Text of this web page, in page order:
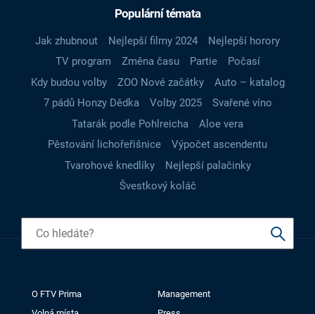
Populární témata
Jak zhubnout Nejlepší filmy 2024
Nejlepší horory
TV program
Změna času Partie
Počasí
Kdy budou volby
ZOO Nové začátky
Auto – katalog
7 pádů Honzy Dědka
Volby 2025
Svařené víno
Tatarák podle Pohlreicha
Aloe vera
Pěstování lichořeřišnice
Výpočet ascendentu
Tvarohové knedlíky
Nejlepší palačinky
Švestkový koláč
O FTV Prima
Management